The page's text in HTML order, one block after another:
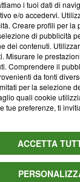
247.845.224, Via
Tel:+39
i tuoi dati di
e/o accedervi.
Creare profili per la
di pubblicità
dei contenuti.
Misurare le
Comprendere il
da fonti
per la selezione
quali cookie
tue preferenze, ti
ACCETTA